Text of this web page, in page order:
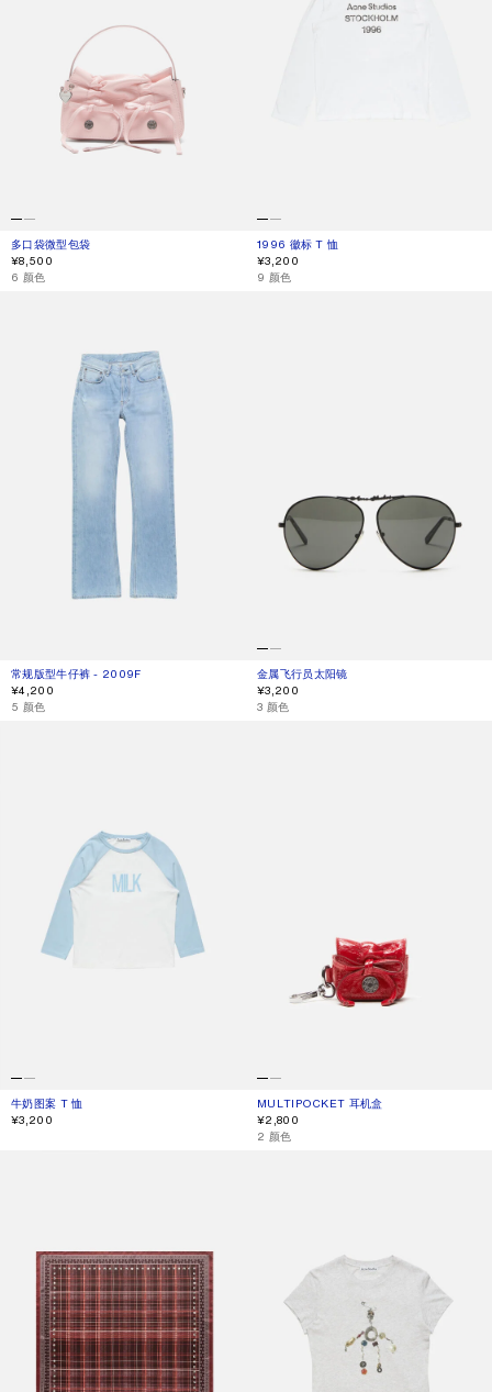
多口袋微型包袋
当前颜色： 淡粉色
價格：¥8,500。
¥8,500
,6 颜色
1996 徽标 T 恤
当前颜色： 灰白色
價格：¥3,200。
¥3,200
,9 颜色
常规版型牛仔裤 - 2009F
当前颜色： 浅蓝色
價格：¥4,200。
¥4,200
,5 颜色
金属飞行员太阳镜
当前颜色： 黑色/黑色
價格：¥3,200。
¥3,200
,3 颜色
牛奶图案 T 恤
当前颜色： 浅蓝色/白色
價格：¥3,200。
¥3,200
MULTIPOCKET 耳机盒
当前颜色： 红色
價格：¥2,800。
¥2,800
,2 颜色